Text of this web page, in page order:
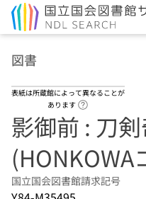
図書
表紙は所蔵館によって異なることが
あります
影御前 : 刀
(HONKOWA
国立国会図書館請求記号